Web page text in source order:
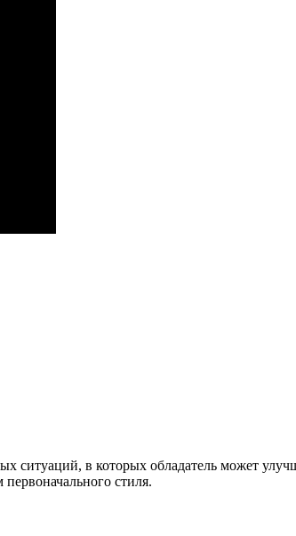
ситуаций, в которых обладатель может
стиля.